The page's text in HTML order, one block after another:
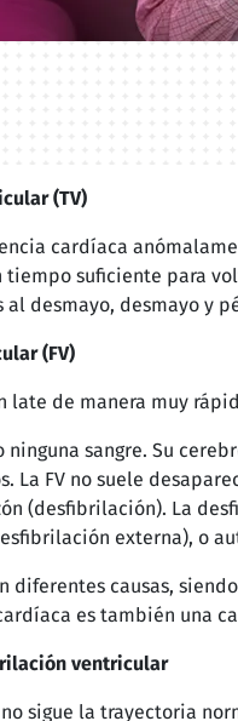
(TV)
cardíaca
tiempo suficiente para
al desmayo, desmayo y
(FV)
late de manera muy
ninguna sangre. Su
La FV no suele
(desfibrilación). La
externa), o
diferentes causas,
es también una
ventricular
sigue la trayectoria